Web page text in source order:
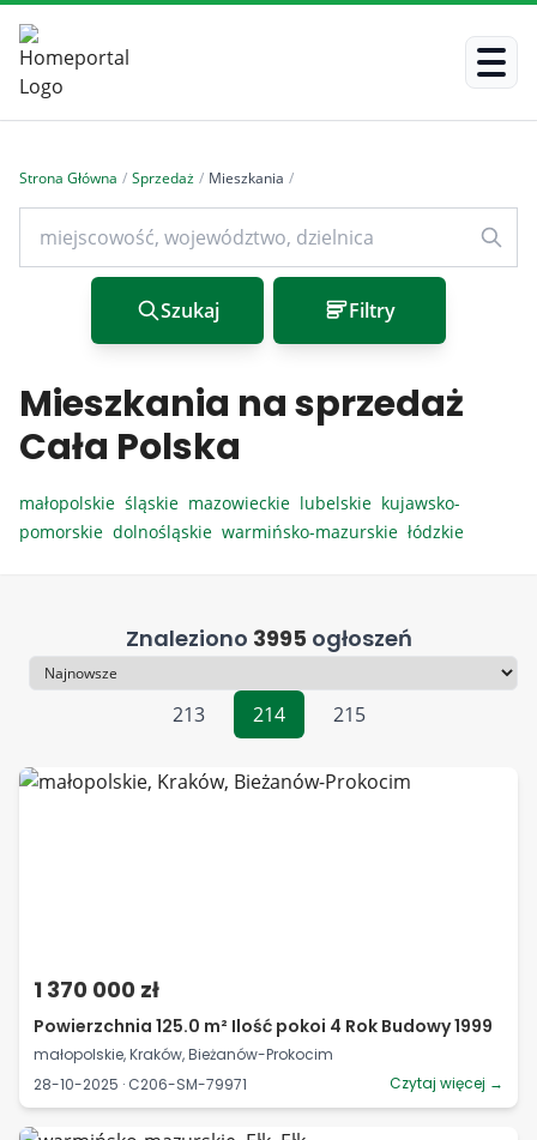
Strona Główna / Sprzedaż / Mieszkania /
Szukaj Filtry
Mieszkania na sprzedaż
Cała Polska
małopolskie śląskie mazowieckie lubelskie kujawsko-
pomorskie dolnośląskie warmińsko-mazurskie łódzkie
Znaleziono 3995 ogłoszeń
Sortowanie
213
214 215
1 370 000 zł
Powierzchnia 125.0 m² Ilość pokoi 4 Rok Budowy 1999
małopolskie, Kraków, Bieżanów-Prokocim
28-10-2025 · C206-SM-79971
Czytaj więcej →